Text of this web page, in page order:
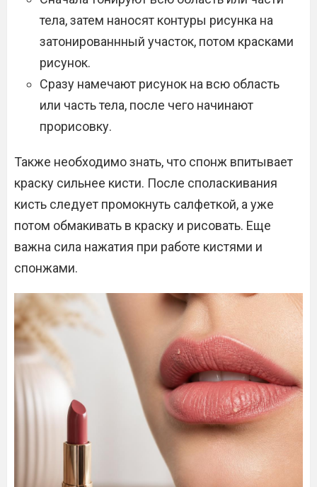
тела, затем наносят контуры рисунка на
затонированнный участок, потом красками
рисунок.
Сразу намечают рисунок на всю область
или часть тела, после чего начинают
прорисовку.
Также необходимо знать, что спонж впитывает
краску сильнее кисти. После споласкивания
кисть следует промокнуть салфеткой, а уже
потом обмакивать в краску и рисовать. Еще
важна сила нажатия при работе кистями и
спонжами.